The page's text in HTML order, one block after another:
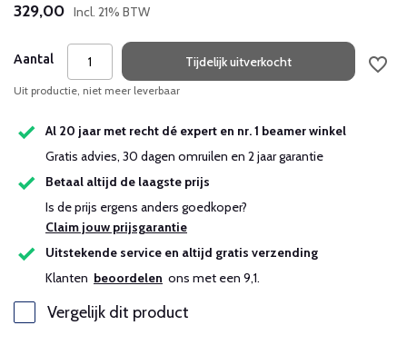
329,00 Incl. 21% BTW
Aantal Tijdelijk uitverkocht
Uit productie, niet meer leverbaar
Al 20 jaar met recht dé expert en nr. 1 beamer winkel
Gratis advies, 30 dagen omruilen en 2 jaar garantie
Betaal altijd de laagste prijs
Is de prijs ergens anders goedkoper?
Claim jouw prijsgarantie
Uitstekende service en altijd gratis verzending
Klanten beoordelen ons met een 9,1.
Vergelijk dit product